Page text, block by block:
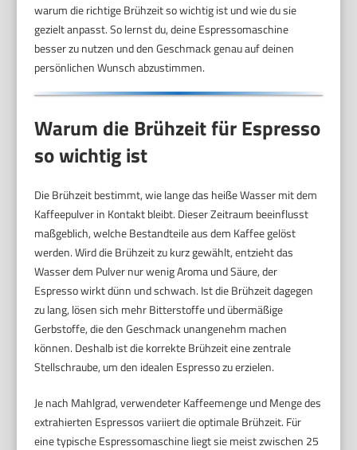
warum die richtige Brühzeit so wichtig ist und wie du sie
gezielt anpasst. So lernst du, deine Espressomaschine
besser zu nutzen und den Geschmack genau auf deinen
persönlichen Wunsch abzustimmen.
Warum die Brühzeit für Espresso
so wichtig ist
Die Brühzeit bestimmt, wie lange das heiße Wasser mit dem
Kaffeepulver in Kontakt bleibt. Dieser Zeitraum beeinflusst
maßgeblich, welche Bestandteile aus dem Kaffee gelöst
werden. Wird die Brühzeit zu kurz gewählt, entzieht das
Wasser dem Pulver nur wenig Aroma und Säure, der
Espresso wirkt dünn und schwach. Ist die Brühzeit dagegen
zu lang, lösen sich mehr Bitterstoffe und übermäßige
Gerbstoffe, die den Geschmack unangenehm machen
können. Deshalb ist die korrekte Brühzeit eine zentrale
Stellschraube, um den idealen Espresso zu erzielen.
Je nach Mahlgrad, verwendeter Kaffeemenge und Menge des
extrahierten Espressos variiert die optimale Brühzeit. Für
eine typische Espressomaschine liegt sie meist zwischen 25